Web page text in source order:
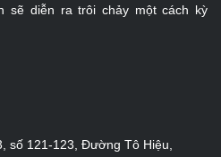
sẽ diễn ra trôi chảy một cách kỳ
số 121-123, Đường Tô Hiệu,